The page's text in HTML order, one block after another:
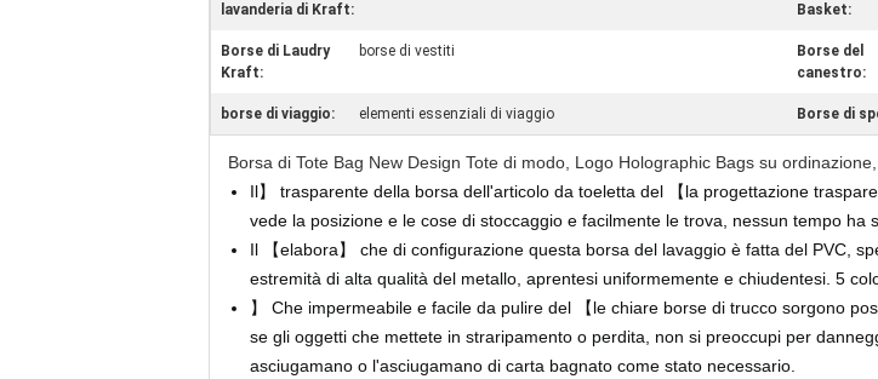
lavanderia di Kraft:
Basket:
Borse di Laudry
Kraft:
borse di vestiti
Borse del
canestro:
borse di viaggio: elementi essenziali di viaggio Borse di
Borsa di Tote Bag New Design Tote di modo, Logo Holographic Bags su
Il】 trasparente della borsa dell'articolo da toeletta del 【la progettazione
vede la posizione e le cose di stoccaggio e facilmente le trova, nessun tempo ha
Il 【elabora】 che di configurazione questa borsa del lavaggio è fatta del PVC,
estremità di alta qualità del metallo, aprentesi uniformemente e chiudentesi. 5
】 Che impermeabile e facile da pulire del 【le chiare borse di trucco sorgono
se gli oggetti che mettete in straripamento o perdita, non si preoccupi per
asciugamano o l'asciugamano di carta bagnato come stato necessario.